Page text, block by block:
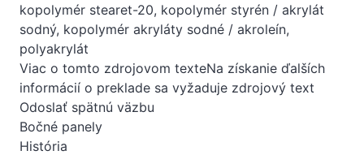
kopolymér stearet-20, kopolymér styrén / akrylát
sodný, kopolymér akryláty sodné / akroleín,
polyakrylát
Viac o tomto zdrojovom texteNa získanie ďalších
informácií o preklade sa vyžaduje zdrojový text
Odoslať spätnú väzbu
Bočné panely
História